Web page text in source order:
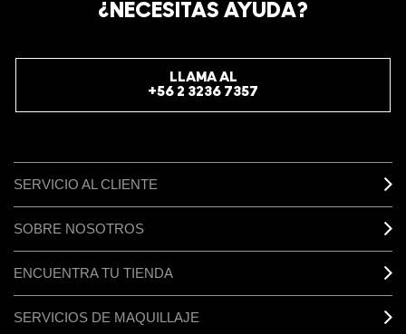
¿NECESITAS AYUDA?
LLAMA AL
+56 2 3236 7357
SERVICIO AL CLIENTE
SOBRE NOSOTROS
ENCUENTRA TU TIENDA
SERVICIOS DE MAQUILLAJE